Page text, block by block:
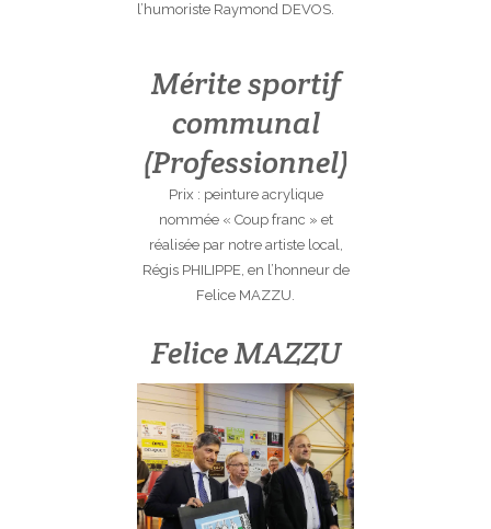
l’humoriste Raymond DEVOS.
Mérite sportif
communal
(Professionnel)
Prix : peinture acrylique
nommée « Coup franc » et
réalisée par notre artiste local,
Régis PHILIPPE, en l’honneur de
Felice MAZZU.
Felice MAZZU